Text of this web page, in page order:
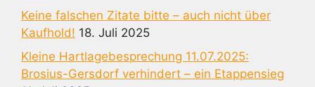
Keine falschen Zitate bitte – auch nicht über
Kaufhold! 18. Juli 2025
Kleine Hartlagebesprechung 11.07.2025:
Brosius-Gersdorf verhindert – ein Etappensieg